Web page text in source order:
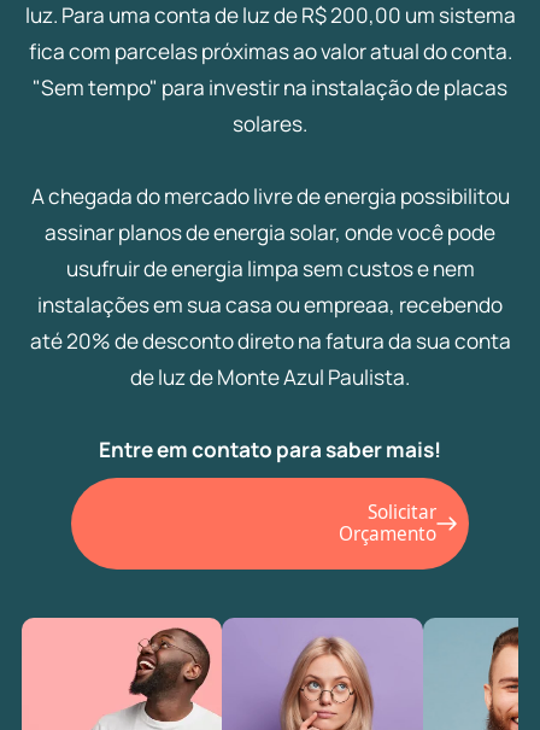
luz. Para uma conta de luz de R$ 200,00 um sistema
fica com parcelas próximas ao valor atual do conta.
"Sem tempo" para investir na instalação de placas
solares.
A chegada do mercado livre de energia possibilitou
assinar planos de energia solar, onde você pode
usufruir de energia limpa sem custos e nem
instalações em sua casa ou empreaa, recebendo
até 20% de desconto direto na fatura da sua conta
de luz de Monte Azul Paulista.
Entre em contato para saber mais!
Solicitar
Orçamento